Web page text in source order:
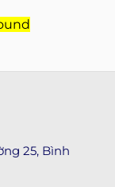
25, Bình